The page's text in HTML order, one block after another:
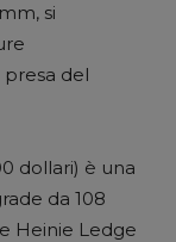
si
del
dollari) è una
da 108
Heinie Ledge